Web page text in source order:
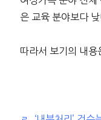
은 교육 분야보다 낮
따라서 보기의 내용